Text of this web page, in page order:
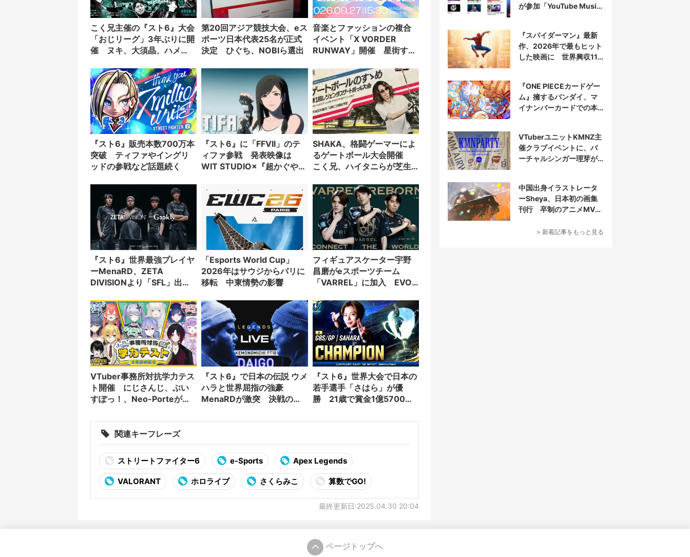
こく兄主催の『スト6』大会
「おじリーグ」3年ぶりに開
催 ヌキ、大須晶、ハメ
第20回アジア競技大会、eス
ポーツ日本代表25名が正式
決定 ひぐち、NOBIら選出
音楽とファッションの複合
イベント「X VORDER
RUNWAY」開催 星街すい
『スト6』販売本数700万本
突破 ティファやイングリ
ッドの参戦など話題続く
『スト6』に「FFVII」のテ
ィファ参戦 発表映像は
WIT STUDIO×『超かぐや
SHAKA、格闘ゲーマーによ
るゲートボール大会開催
こく兄、ハイタニらが芝生
『スト6』世界最強プレイヤ
ーMenaRD、ZETA
DIVISIONより「SFL」出場
「Esports World Cup」
2026年はサウジからパリに
移転 中東情勢の影響
フィギュアスケーター宇野
昌磨がeスポーツチーム
「VARREL」に加入 EVO
VTuber事務所対抗学力テス
ト開催 にじさんじ、ぶい
すぽっ！、Neo-Porteが参
『スト6』で日本の伝説 ウメ
ハラと世界屈指の強豪
MenaRDが激突 決戦のチ
『スト6』世界大会で日本の
若手選手「さはら」が優
勝 21歳で賞金1億5700万
関連キーフレーズ
ストリートファイター6 e-Sports Apex Legends
VALORANT ホロライブ さくらみこ 算数でGO!
最終更新日:2025.04.30 20:04
が参加「YouTube Music
『スパイダーマン』最新
作、2026年で最もヒット
した映画に 世界興収11
『ONE PIECEカードゲー
ム』擁するバンダイ、マ
イナンバーカードでの本
VTuberユニットKMNZ主
催クラブイベントに、バ
ーチャルシンガー理芽が
中国出身イラストレータ
ーSheya、日本初の画集
刊行 卒制のアニメMVが
> 新着記事をもっと見る
ページトップへ